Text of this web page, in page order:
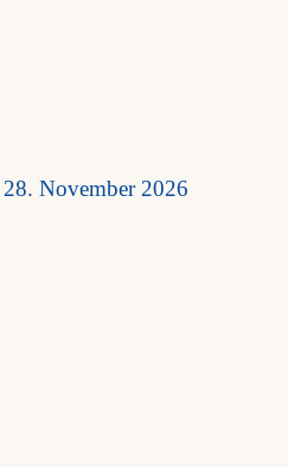
28. November 2026